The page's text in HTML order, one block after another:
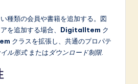
種類の会員や書籍を追加する。図
を追加する場合、 DigitalItem ク
クラスを拡張し、共通のプロパテ
イル形式またはダウンロード制限.